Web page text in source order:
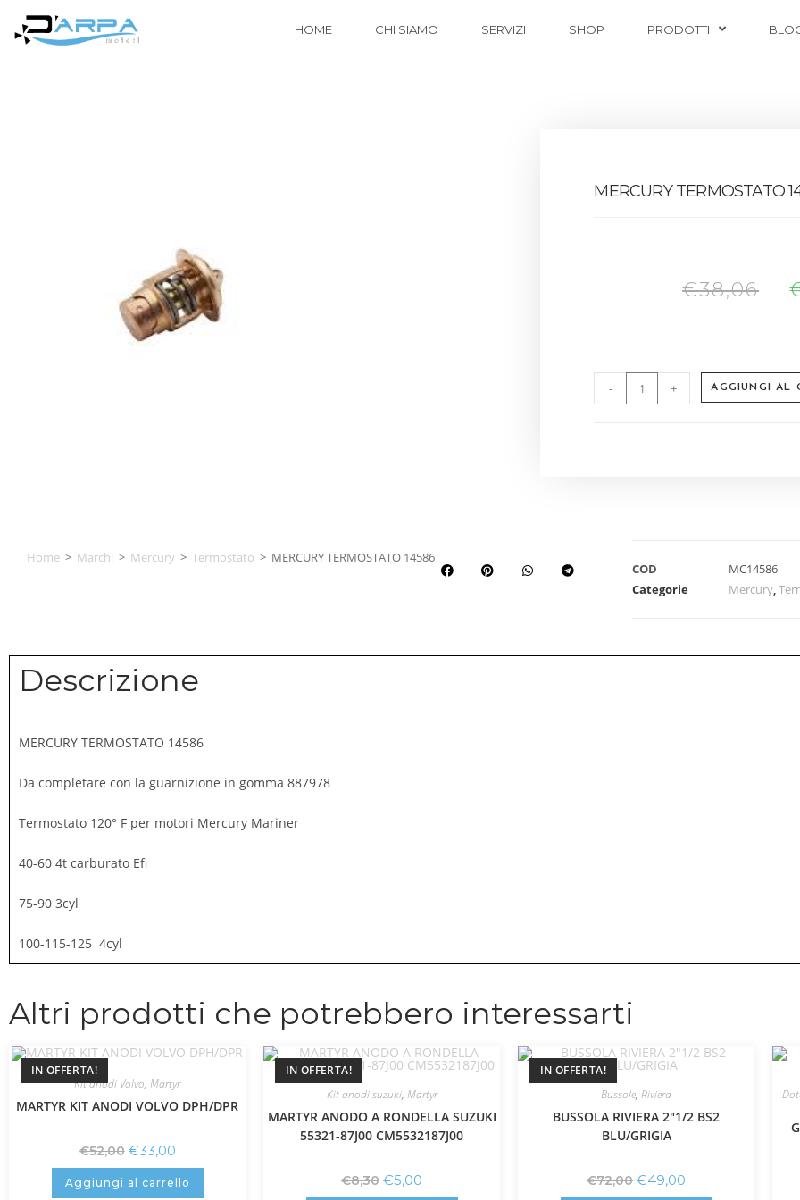
HOME CHI SIAMO SERVIZI SHOP PRODOTTI
MERCURY TERMOSTATO
€38,06
- + AGGIUNGI AL
Home > Marchi > Mercury > Termostato > MERCURY TERMOSTATO 14586
COD
MC14586
Categorie
Mercury,
Descrizione
MERCURY TERMOSTATO 14586
Da completare con la guarnizione in gomma 887978
Termostato 120° F per motori Mercury Mariner
40-60 4t carburato Efi
75-90 3cyl
100-115-125 4cyl
Altri prodotti che potrebbero interessarti
IN OFFERTA!
Kit anodi Volvo, Martyr
MARTYR KIT ANODI VOLVO DPH/DPR
€52,00 €33,00
Aggiungi al carrello
IN OFFERTA!
Kit anodi suzuki, Martyr
MARTYR ANODO A RONDELLA SUZUKI
55321-87J00 CM5532187J00
€8,30 €5,00
IN OFFERTA!
Bussole, Riviera
BUSSOLA RIVIERA 2″1/2 BS2
BLU/GRIGIA
€72,00 €49,00